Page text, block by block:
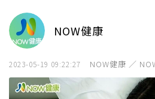
NOW健康
2023-05-19 09:22:27 NOW健康 ／